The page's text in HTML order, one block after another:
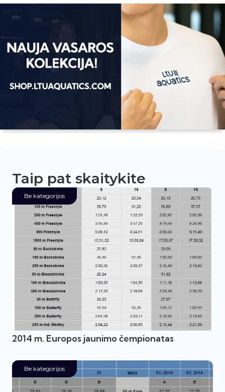
Taip pat skaitykite
Be kategorijos
2014 m. Europos jaunimo čempionatas
Be kategorijos